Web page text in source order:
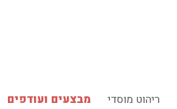
ריהוט מוסדי מבצעים ועודפים